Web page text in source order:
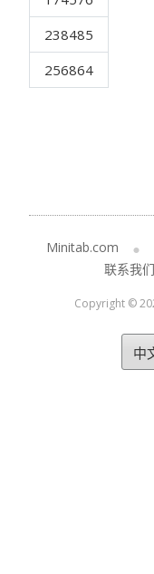
238485
256864
Minitab.com
联系我们
Copyright ©